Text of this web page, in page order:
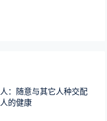
：随意与其它人种交配
的健康